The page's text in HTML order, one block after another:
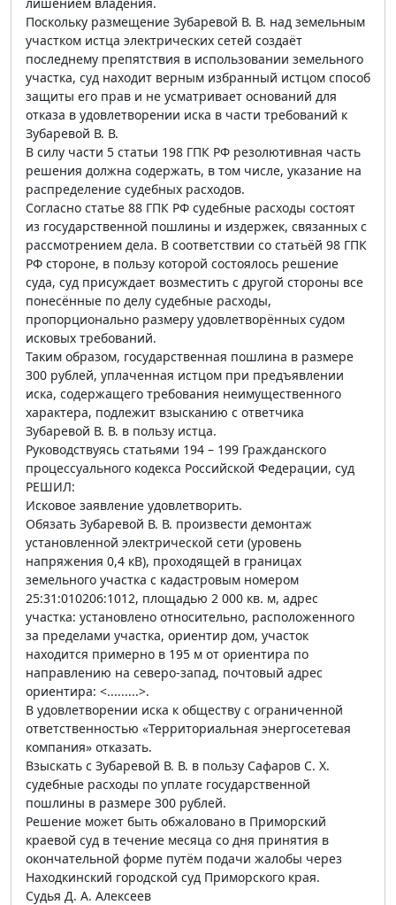
Поскольку размещение Зубаревой В. В. над земельным
участком истца электрических сетей создаёт
последнему препятствия в использовании земельного
участка, суд находит верным избранный истцом способ
защиты его прав и не усматривает оснований для
отказа в удовлетворении иска в части требований к
Зубаревой В. В.
В силу части 5 статьи 198 ГПК РФ резолютивная часть
решения должна содержать, в том числе, указание на
распределение судебных расходов.
Согласно статье 88 ГПК РФ судебные расходы состоят
из государственной пошлины и издержек, связанных с
рассмотрением дела. В соответствии со статьёй 98 ГПК
РФ стороне, в пользу которой состоялось решение
суда, суд присуждает возместить с другой стороны все
понесённые по делу судебные расходы,
пропорционально размеру удовлетворённых судом
исковых требований.
Таким образом, государственная пошлина в размере
300 рублей, уплаченная истцом при предъявлении
иска, содержащего требования неимущественного
характера, подлежит взысканию с ответчика
Зубаревой В. В. в пользу истца.
Руководствуясь статьями 194 – 199 Гражданского
процессуального кодекса Российской Федерации, суд
РЕШИЛ:
Исковое заявление удовлетворить.
Обязать Зубаревой В. В. произвести демонтаж
установленной электрической сети (уровень
напряжения 0,4 кВ), проходящей в границах
земельного участка с кадастровым номером
25:31:010206:1012, площадью 2 000 кв. м, адрес
участка: установлено относительно, расположенного
за пределами участка, ориентир дом, участок
находится примерно в 195 м от ориентира по
направлению на северо-запад, почтовый адрес
ориентира: <.........>.
В удовлетворении иска к обществу с ограниченной
ответственностью «Территориальная энергосетевая
компания» отказать.
Взыскать с Зубаревой В. В. в пользу Сафаров С. Х.
судебные расходы по уплате государственной
пошлины в размере 300 рублей.
Решение может быть обжаловано в Приморский
краевой суд в течение месяца со дня принятия в
окончательной форме путём подачи жалобы через
Находкинский городской суд Приморского края.
Судья Д. А. Алексеев